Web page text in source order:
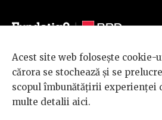
© 2026 BRD Groupe Société Générale,
Scena 9 este un proiect sustinut de
BRD
GÉNÉRALE
Acest site web folosește
cărora se stochează și se
scopul îmbunătățirii experienței
multe detalii aici.